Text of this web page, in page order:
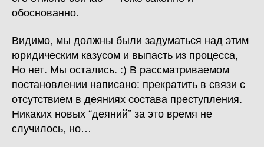
обоснованно.
Видимо, мы должны были задуматься над этим
юридическим казусом и выпасть из процесса,
Но нет. Мы остались. :) В рассматриваемом
постановлении написано: прекратить в связи с
отсутствием в деяниях состава преступления.
Никаких новых “деяний” за это время не
случилось, но…